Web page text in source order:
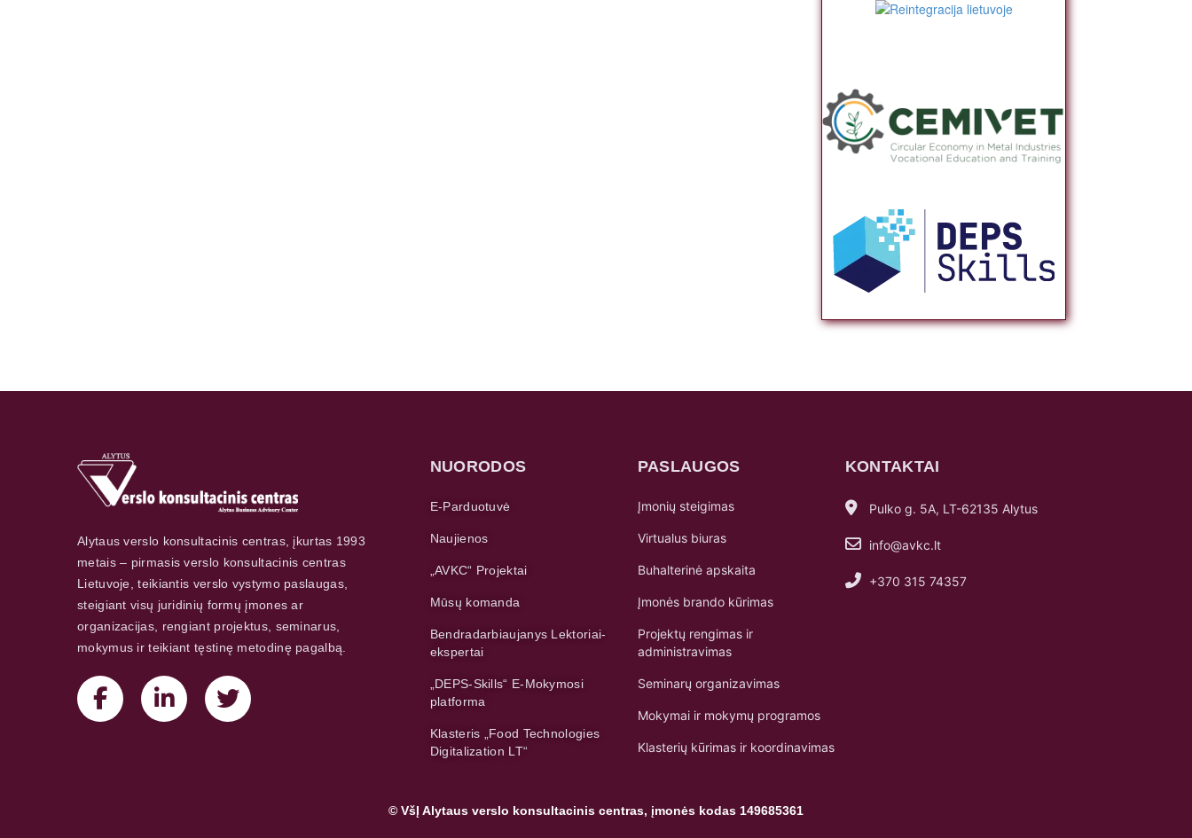
Alytaus verslo konsultacinis centras, įkurtas 1993
metais – pirmasis verslo konsultacinis centras
Lietuvoje, teikiantis verslo vystymo paslaugas,
steigiant visų juridinių formų įmones ar
organizacijas, rengiant projektus, seminarus,
mokymus ir teikiant tęstinę metodinę pagalbą.
NUORODOS
E-Parduotuvė
Naujienos
„AVKC“ Projektai
Mūsų komanda
Bendradarbiaujanys Lektoriai-
ekspertai
„DEPS-Skills“ E-Mokymosi
platforma
Klasteris „Food Technologies
Digitalization LT“
PASLAUGOS
Įmonių steigimas
Virtualus biuras
Buhalterinė apskaita
Įmonės brando kūrimas
Projektų rengimas ir
administravimas
Seminarų organizavimas
Mokymai ir mokymų programos
Klasterių kūrimas ir koordinavimas
KONTAKTAI
Pulko g. 5A, LT-62135 Alytus
info@avkc.lt
+370 315 74357
© VšĮ Alytaus verslo konsultacinis centras, įmonės kodas 149685361